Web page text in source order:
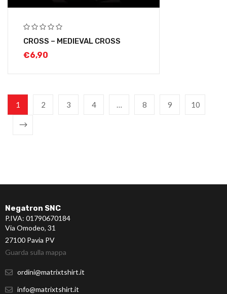
CROSS – MEDIEVAL CROSS
€6,90
1 2 3 4 … 8 9 10
Negatron SNC
P.IVA: 01790670184
Via Omodeo, 31
27100 Pavia PV
Guarda sulla mappa
ordini@matrixtshirt.it
info@matrixtshirt.it